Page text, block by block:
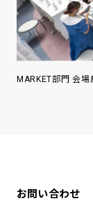
MARKET部門 会
お問い合わせ